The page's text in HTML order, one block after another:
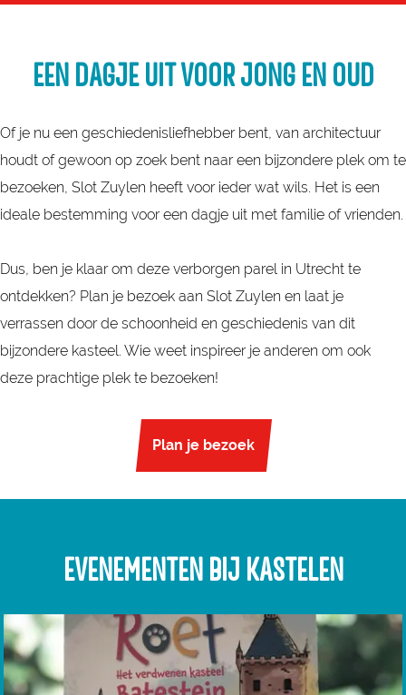
EEN DAGJE UIT VOOR JONG EN OUD
Of je nu een geschiedenisliefhebber bent, van architectuur
houdt of gewoon op zoek bent naar een bijzondere plek om te
bezoeken, Slot Zuylen heeft voor ieder wat wils. Het is een
ideale bestemming voor een dagje uit met familie of vrienden.
Dus, ben je klaar om deze verborgen parel in Utrecht te
ontdekken? Plan je bezoek aan Slot Zuylen en laat je
verrassen door de schoonheid en geschiedenis van dit
bijzondere kasteel. Wie weet inspireer je anderen om ook
deze prachtige plek te bezoeken!
Plan je bezoek
EVENEMENTEN BIJ KASTELEN